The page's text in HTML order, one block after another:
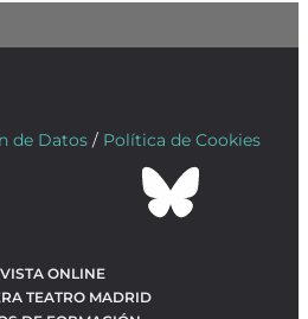
de Datos / Política de Cookies
ONLINE
TEATRO MADRID